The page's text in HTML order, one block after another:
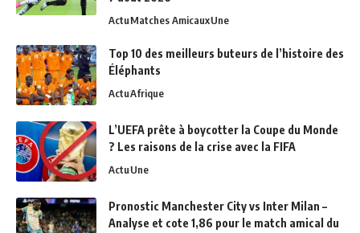
ActuMatches AmicauxUne
Top 10 des meilleurs buteurs de l’histoire des
Éléphants
ActuAfrique
L’UEFA prête à boycotter la Coupe du Monde
? Les raisons de la crise avec la FIFA
ActuUne
Pronostic Manchester City vs Inter Milan –
Analyse et cote 1,86 pour le match amical du